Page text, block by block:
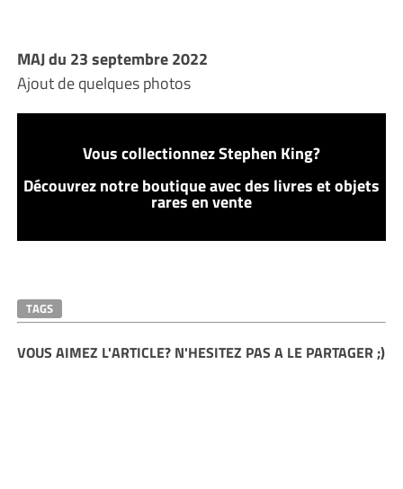
MAJ du 23 septembre 2022
Ajout de quelques photos
Vous collectionnez Stephen King?
Découvrez notre boutique avec des livres et objets
rares en vente
TAGS
VOUS AIMEZ L'ARTICLE? N'HESITEZ PAS A LE PARTAGER ;)